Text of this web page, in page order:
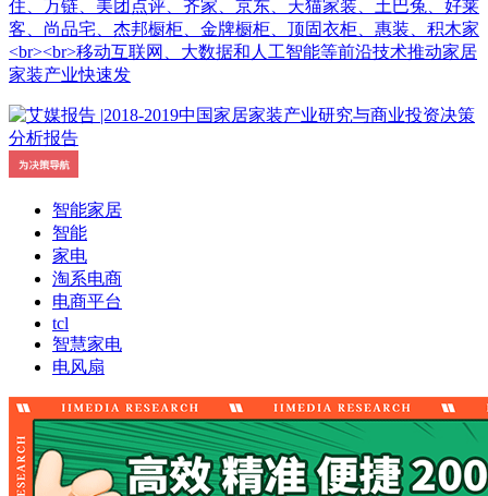
住、万链、美团点评、齐家、京东、天猫家装、土巴兔、好莱
客、尚品宅、杰邦橱柜、金牌橱柜、顶固衣柜、惠装、积木家
<br><br>移动互联网、大数据和人工智能等前沿技术推动家居
家装产业快速发
智能家居
智能
家电
淘系电商
电商平台
tcl
智慧家电
电风扇